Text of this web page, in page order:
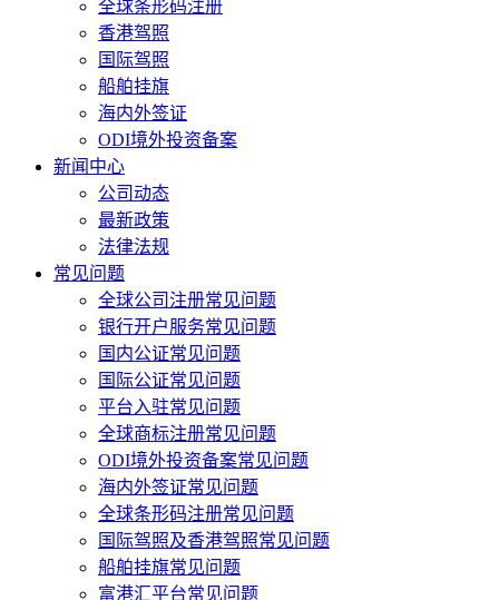
全球条形码注册
香港驾照
国际驾照
船舶挂旗
海内外签证
ODI境外投资备案
新闻中心
公司动态
最新政策
法律法规
常见问题
全球公司注册常见问题
银行开户服务常见问题
国内公证常见问题
国际公证常见问题
平台入驻常见问题
全球商标注册常见问题
ODI境外投资备案常见问题
海内外签证常见问题
全球条形码注册常见问题
国际驾照及香港驾照常见问题
船舶挂旗常见问题
富港汇平台常见问题